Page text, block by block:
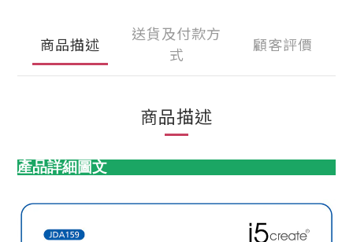
商品描述
送貨及付款方
式
顧客評價
商品描述
產品詳細圖文